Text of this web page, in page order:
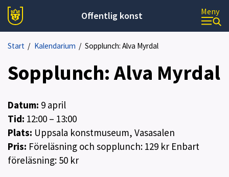
Offentlig konst Meny
Start / Kalendarium / Sopplunch: Alva Myrdal
Sopplunch: Alva Myrdal
Datum: 9 april
Tid: 12:00 – 13:00
Plats: Uppsala konstmuseum, Vasasalen
Pris: Föreläsning och sopplunch: 129 kr Enbart
föreläsning: 50 kr